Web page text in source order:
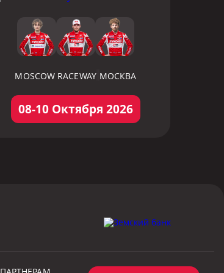
MOSCOW RACEWAY МОСКВА
08-10 Октября 2026